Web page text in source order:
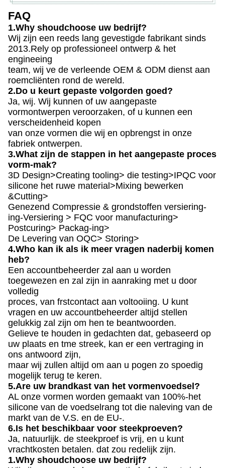
FAQ
1.Why shoudchoose uw bedrijf?
Wij zijn een reeds lang gevestigde fabrikant sinds
2013.Rely op professioneel ontwerp & het
engineeing
team, wij ve de verleende OEM & ODM dienst aan
roemcliënten rond de wereld.
2.Do u keurt gepaste volgorden goed?
Ja, wij. Wij kunnen of uw aangepaste
vormontwerpen veroorzaken, of u kunnen een
verscheidenheid kopen
van onze vormen die wij en opbrengst in onze
fabriek ontwerpen.
3.What zijn de stappen in het aangepaste proces
vorm-mak?
3D Design>Creating tooling> die testing>IPQC voor
silicone het ruwe material>Mixing bewerken
&Cutting>
Genezend Compressie & grondstoffen versiering-
ing-Versiering > FQC voor manufacturing>
Postcuring> Packag-ing>
De Levering van OQC> Storing>
4.Who kan ik als ik meer vragen naderbij komen
heb?
Een accountbeheerder zal aan u worden
toegewezen en zal zijn in aanraking met u door
volledig
proces, van frstcontact aan voltooiing. U kunt
vragen en uw accountbeheerder altijd stellen
gelukkig zal zijn om hen te beantwoorden.
Gelieve te houden in gedachten dat, gebaseerd op
uw plaats en tme streek, kan er een vertraging in
ons antwoord zijn,
maar wij zullen altijd om aan u pogen zo spoedig
mogelijk terug te keren.
5.Are uw brandkast van het vormenvoedsel?
AL onze vormen worden gemaakt van 100%-het
silicone van de voedselrang tot die naleving van de
markt van de V.S. en de EU-.
6.Is het beschikbaar voor steekproeven?
Ja, natuurlijk. de steekproef is vrij, en u kunt
vrachtkosten betalen. dat zou redelijk zijn.
1.Why shoudchoose uw bedrijf?